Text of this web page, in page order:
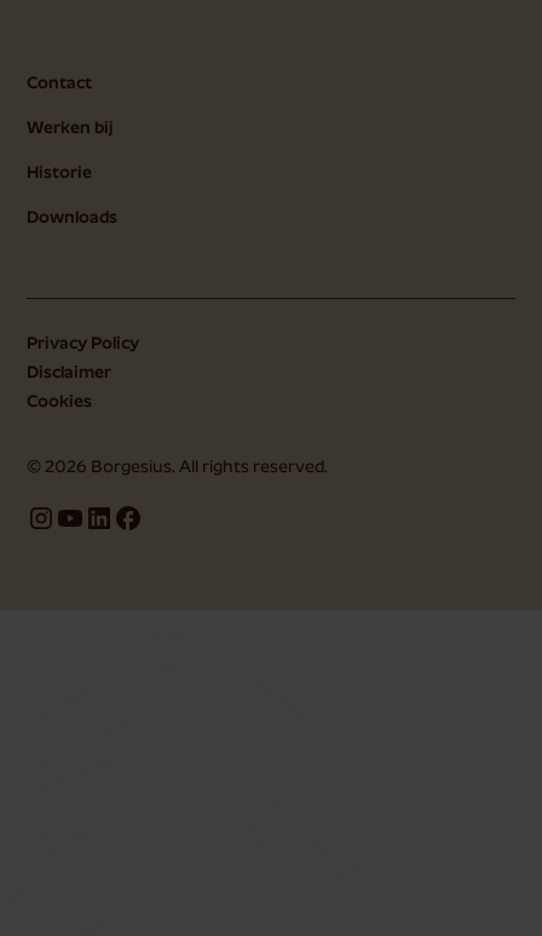
Contact
Werken bij
Historie
Downloads
© 2026 Borgesius. All rights reserved.
Privacy Policy
Disclaimer
Cookies